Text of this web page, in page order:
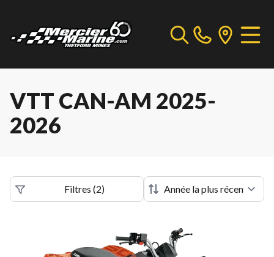
VTT CAN-AM 2025-
2026
Filtres (2)